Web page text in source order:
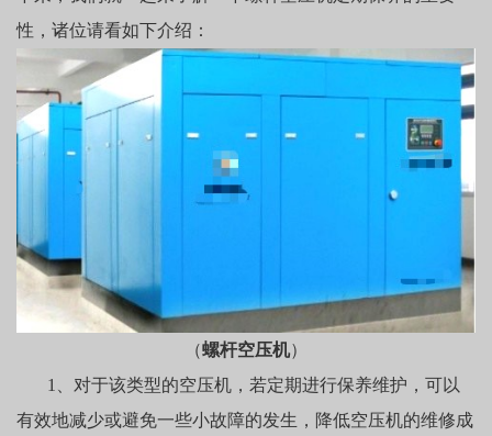
性，诸位请看如下介绍：
（螺杆空压机）
1、对于该类型的空压机，若定期进行保养维护，可以
有效地减少或避免一些小故障的发生，降低空压机的维修成